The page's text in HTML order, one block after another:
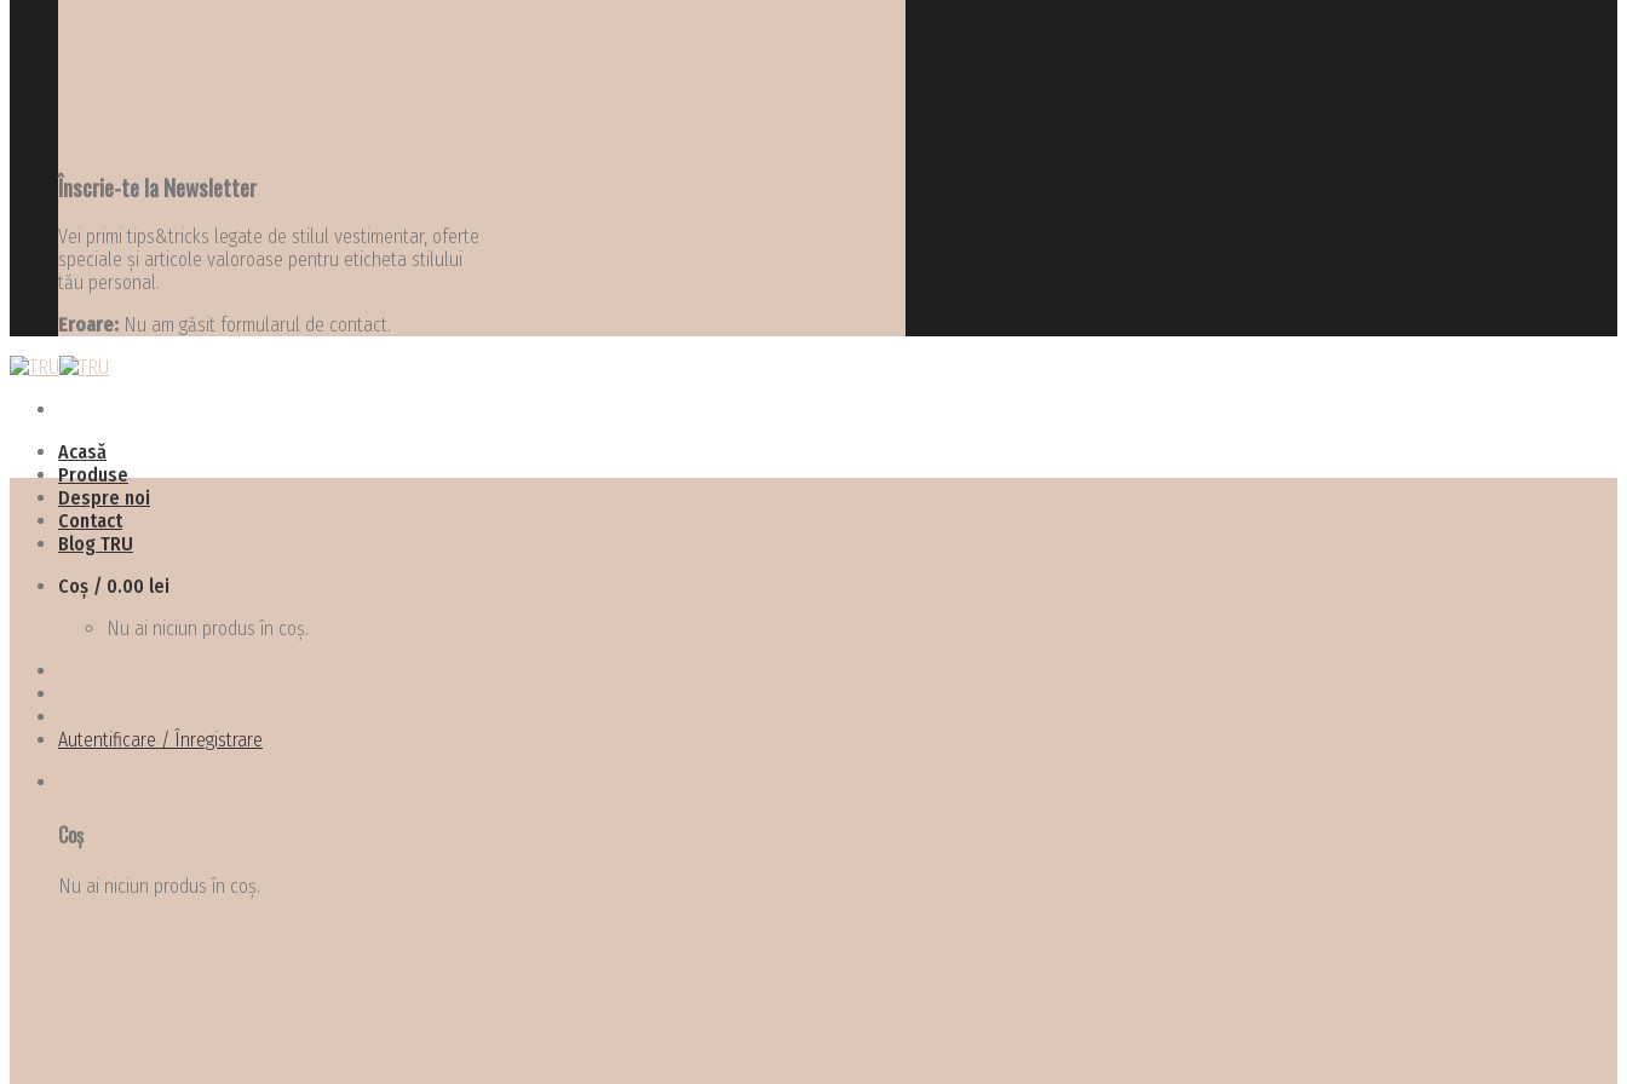
Înscrie-te la Newsletter
Vei primi tips&tricks legate de stilul vestimentar, oferte
speciale și articole valoroase pentru eticheta stilului
tău personal.
Eroare: Nu am găsit formularul de contact.
Acasă
Produse
Despre noi
Contact
Blog TRU
Coș / 0.00 lei
Nu ai niciun produs în coș.
Autentificare / Înregistrare
Coș
Nu ai niciun produs în coș.